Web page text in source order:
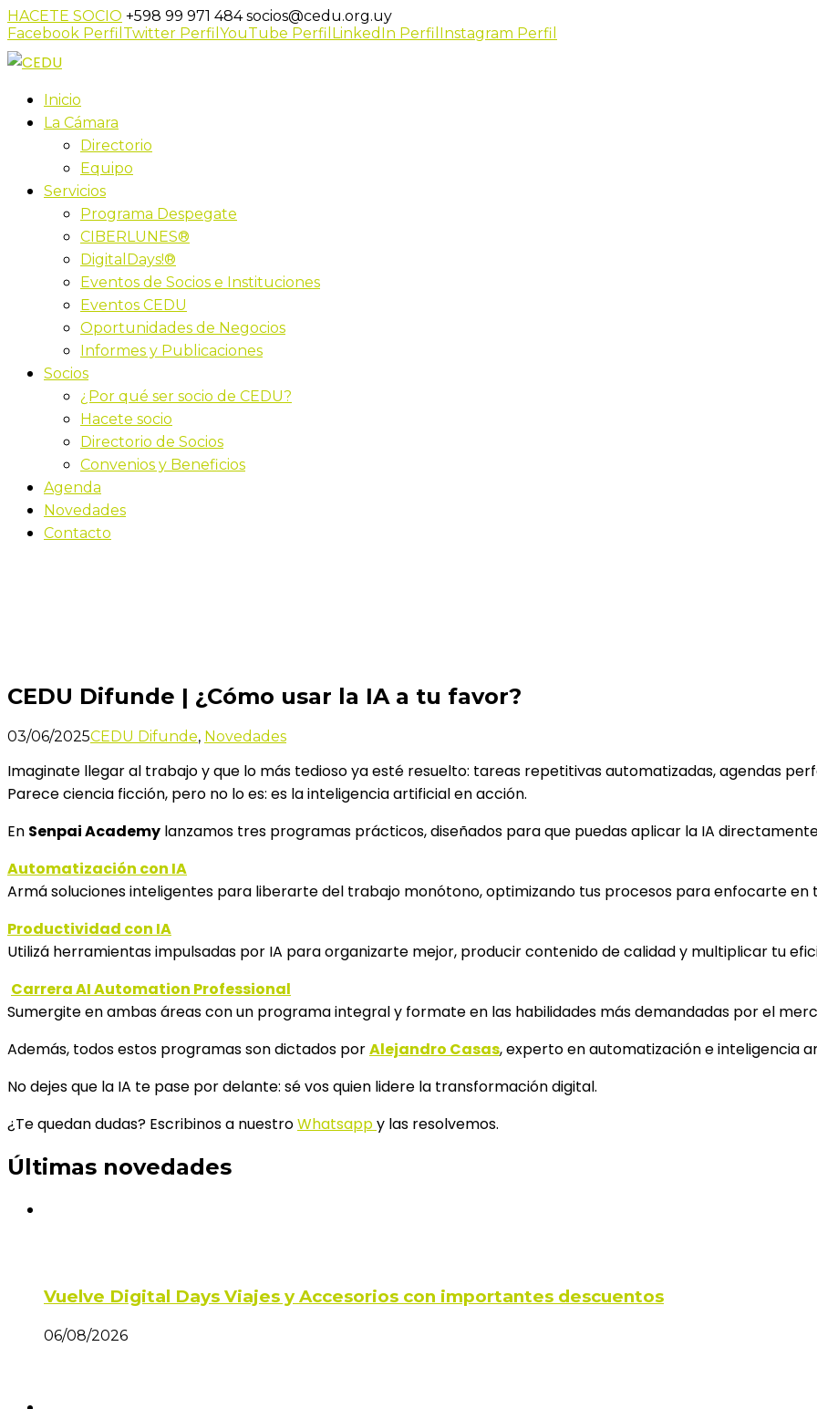
HACETE SOCIO +598 99 971 484socios@cedu.org.uy
Facebook Perfil Twitter Perfil YouTube Perfil LinkedIn Perfil Instagram Perfil
Inicio
La Cámara
Directorio
Equipo
Servicios
Programa Despegate
CIBERLUNES®
DigitalDays!®
Eventos de Socios e Instituciones
Eventos CEDU
Oportunidades de Negocios
Informes y Publicaciones
Socios
¿Por qué ser socio de CEDU?
Hacete socio
Directorio de Socios
Convenios y Beneficios
Agenda
Novedades
Contacto
CEDU Difunde | ¿Cómo usar la IA a tu favor?
03/06/2025CEDU Difunde, Novedades
Imaginate llegar al trabajo y que lo más tedioso ya esté resuelto: tareas repetitivas automatizadas, agendas
Parece ciencia ficción, pero no lo es: es la inteligencia artificial en acción.
En Senpai Academy lanzamos tres programas prácticos, diseñados para que puedas aplicar la IA
Automatización con IA
Armá soluciones inteligentes para liberarte del trabajo monótono, optimizando tus procesos para enfocarte en
Productividad con IA
Utilizá herramientas impulsadas por IA para organizarte mejor, producir contenido de calidad y multiplicar tu
Carrera AI Automation Professional
Sumergite en ambas áreas con un programa integral y formate en las habilidades más demandadas por el
Además, todos estos programas son dictados porAlejandro Casas, experto en automatización e inteligencia
No dejes que la IA te pase por delante: sé vos quien lidere la transformación digital.
¿Te quedan dudas? Escribinos a nuestroWhatsappy las resolvemos.
Últimas novedades
Vuelve Digital Days Viajes y Accesorios con importantes descuentos
06/08/2026